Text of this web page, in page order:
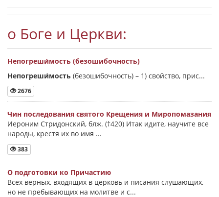
о Боге и Церкви:
Непогреши́мость (безошибочность)
Непогреши́мость (безошибочность) – 1) свойство, прис...
2676
Чин последования святого Крещения и Миропомазания
Иероним Стридонский, блж. (†420) Итак идите, научите все
народы, крестя их во имя ...
383
О подготовки ко Причастию
Всех верных, входящих в церковь и писания слушающих,
но не пребывающих на молитве и с...